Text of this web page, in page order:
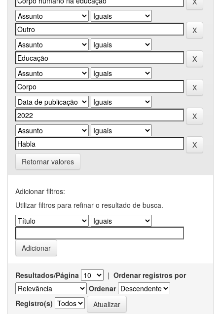
Retornar valores
Adicionar filtros:
Utilizar filtros para refinar o resultado de busca.
Resultados/Página | Ordenar registros por
Ordenar
Registro(s)